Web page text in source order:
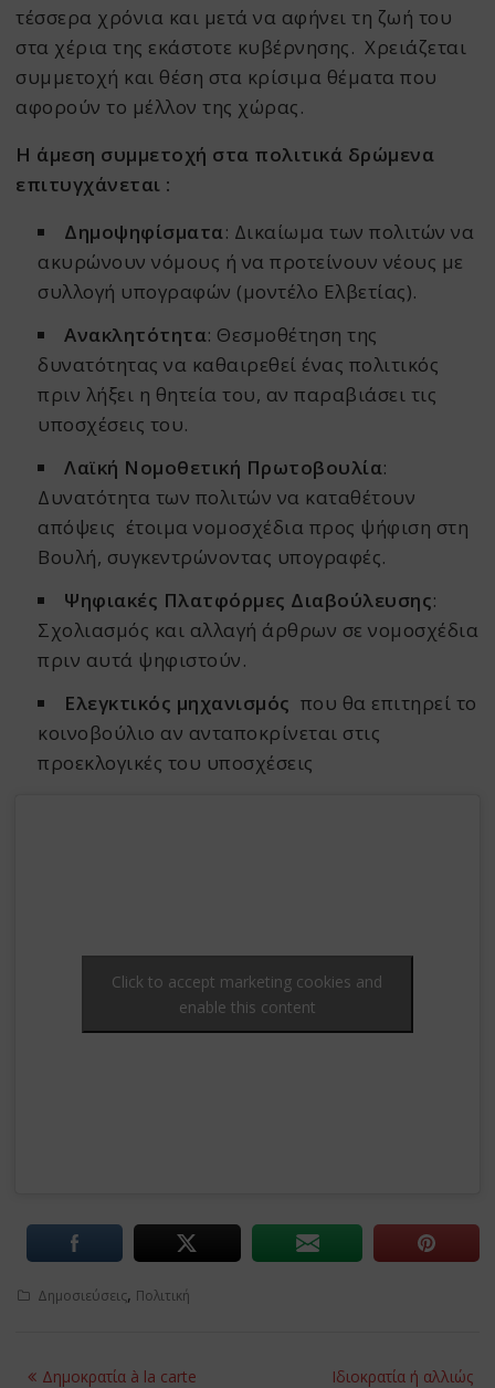
τέσσερα χρόνια και μετά να αφήνει τη ζωή του
στα χέρια της εκάστοτε κυβέρνησης. Χρειάζεται
συμμετοχή και θέση στα κρίσιμα θέματα που
αφορούν το μέλλον της χώρας.
Η άμεση συμμετοχή στα πολιτικά δρώμενα
επιτυγχάνεται :
Δημοψηφίσματα: Δικαίωμα των πολιτών να
ακυρώνουν νόμους ή να προτείνουν νέους με
συλλογή υπογραφών (μοντέλο Ελβετίας).
Ανακλητότητα: Θεσμοθέτηση της
δυνατότητας να καθαιρεθεί ένας πολιτικός
πριν λήξει η θητεία του, αν παραβιάσει τις
υποσχέσεις του.
Λαϊκή Νομοθετική Πρωτοβουλία:
Δυνατότητα των πολιτών να καταθέτουν
απόψεις έτοιμα νομοσχέδια προς ψήφιση στη
Βουλή, συγκεντρώνοντας υπογραφές.
Ψηφιακές Πλατφόρμες Διαβούλευσης:
Σχολιασμός και αλλαγή άρθρων σε νομοσχέδια
πριν αυτά ψηφιστούν.
Ελεγκτικός μηχανισμός που θα επιτηρεί το
κοινοβούλιο αν ανταποκρίνεται στις
προεκλογικές του υποσχέσεις
Click to accept marketing cookies and
enable this content
Δημοσιεύσεις, Πολιτική
Post
Δημοκρατία à la carte
Ιδιοκρατία ή αλλιώς